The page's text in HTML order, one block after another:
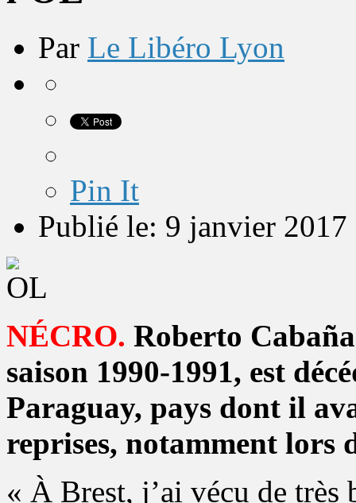
Par Le Libéro Lyon
Pin It
Publié le: 9 janvier 2017
NÉCRO. Roberto
saison 1990-1991, est
Paraguay, pays dont il
reprises, notamment lors
« À Brest, j’ai vécu de très